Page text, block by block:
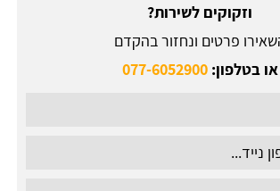
וזקוקים לשירות?
פרטים ונחזור בהקדם
או בטלפון:077-6052900